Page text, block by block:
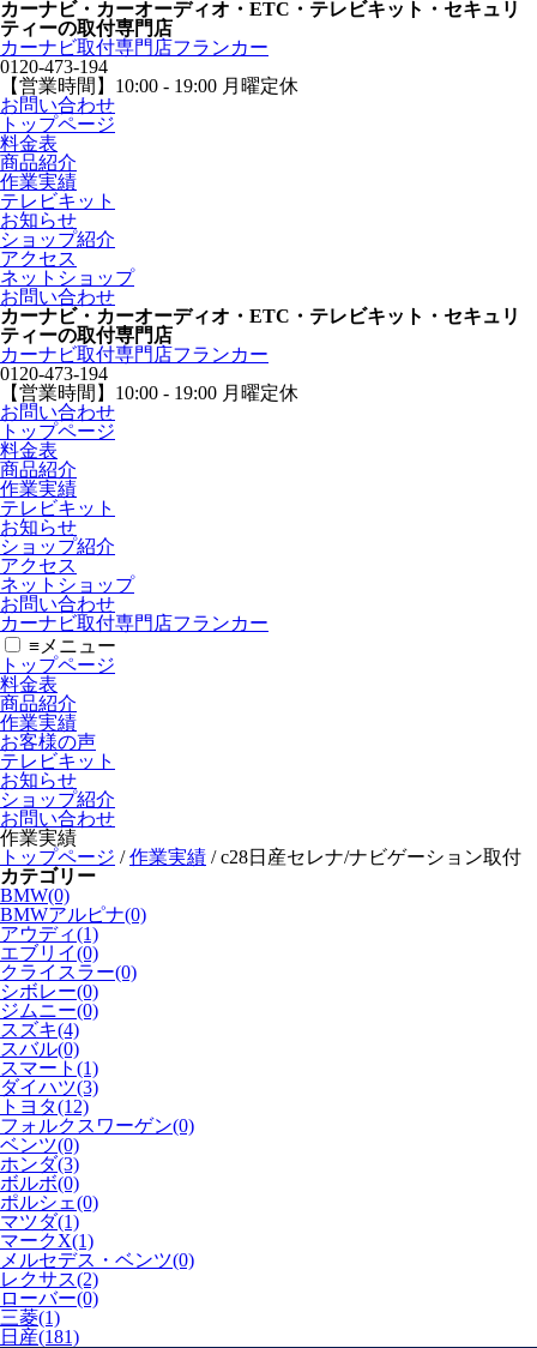
カーナビ・カーオーディオ・ETC・テレビキット・セキュリ
ティーの取付専門店
カーナビ取付専⾨店フランカー
0120-473-194
【営業時間】 10:00 - 19:00 月曜定休
お問い合わせ
トップページ
料金表
商品紹介
作業実績
テレビキット
お知らせ
ショップ紹介
アクセス
ネットショップ
お問い合わせ
カーナビ・カーオーディオ・ETC・テレビキット・セキュリ
ティーの取付専門店
カーナビ取付専⾨店フランカー
0120-473-194
【営業時間】 10:00 - 19:00 月曜定休
お問い合わせ
トップページ
料金表
商品紹介
作業実績
テレビキット
お知らせ
ショップ紹介
アクセス
ネットショップ
お問い合わせ
カーナビ取付専⾨店フランカー
≡ メニュー
トップページ
料金表
商品紹介
作業実績
お客様の声
テレビキット
お知らせ
ショップ紹介
お問い合わせ
作業実績
トップページ /作業実績 /c28日産セレナ/ナビゲーション取付
カテゴリー
BMW(0)
BMWアルピナ(0)
アウディ(1)
エブリイ(0)
クライスラー(0)
シボレー(0)
ジムニー(0)
スズキ(4)
スバル(0)
スマート(1)
ダイハツ(3)
トヨタ(12)
フォルクスワーゲン(0)
ベンツ(0)
ホンダ(3)
ボルボ(0)
ポルシェ(0)
マツダ(1)
マークX(1)
メルセデス・ベンツ(0)
レクサス(2)
ローバー(0)
三菱(1)
日産(181)